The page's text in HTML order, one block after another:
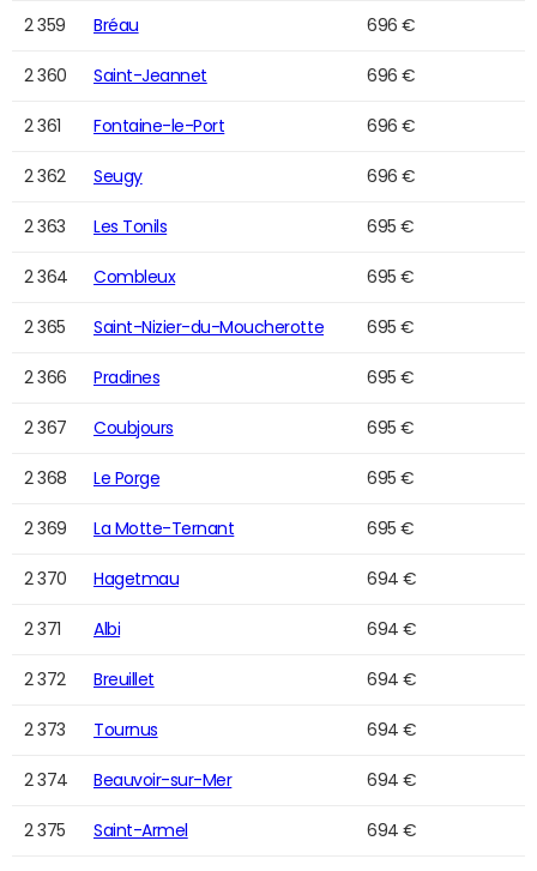
2 359 Bréau 696 €
2 360 Saint-Jeannet 696 €
2 361 Fontaine-le-Port 696 €
2 362 Seugy 696 €
2 363 Les Tonils 695 €
2 364 Combleux 695 €
2 365 Saint-Nizier-du-Moucherotte 695 €
2 366 Pradines 695 €
2 367 Coubjours 695 €
2 368 Le Porge 695 €
2 369 La Motte-Ternant 695 €
2 370 Hagetmau 694 €
2 371 Albi 694 €
2 372 Breuillet 694 €
2 373 Tournus 694 €
2 374 Beauvoir-sur-Mer 694 €
2 375 Saint-Armel 694 €